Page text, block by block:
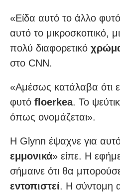
«Είδα αυτό το άλλο
αυτό το μικροσκοπικό,
πολύ διαφορετικό
στο CNN.
«Αμέσως κατάλαβα ότι
φυτό floerkea. Το
όπως ονομάζεται».
Η Glynn έψαχνε για
εμμονικά» είπε. Η
σήμαινε ότι θα
εντοπιστεί. Η σύντομη